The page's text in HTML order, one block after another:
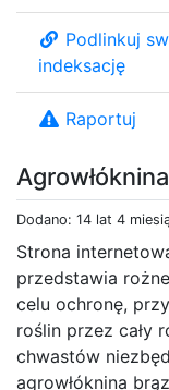
Agrowłóknina
Dodano: 14 lat 4
Strona
przedstawia
celu ochronę,
roślin przez cały
chwastów
agrowłóknina
Podlinkuj
indeksację
Raportuj